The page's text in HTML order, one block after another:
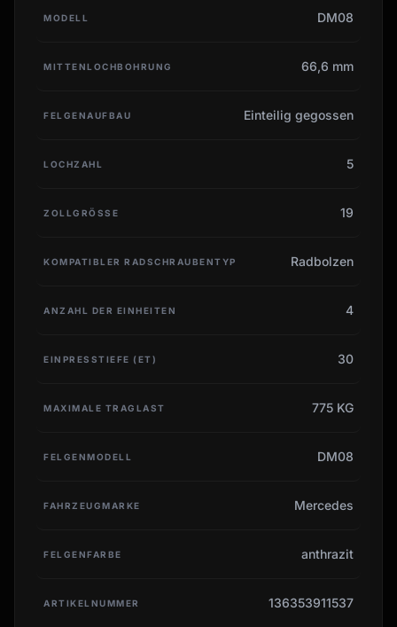
MODELL DM08
MITTENLOCHBOHRUNG 66,6 mm
FELGENAUFBAU Einteilig gegossen
LOCHZAHL 5
ZOLLGRÖSSE 19
KOMPATIBLER RADSCHRAUBENTYP Radbolzen
ANZAHL DER EINHEITEN 4
EINPRESSTIEFE (ET) 30
MAXIMALE TRAGLAST 775 KG
FELGENMODELL DM08
FAHRZEUGMARKE Mercedes
FELGENFARBE anthrazit
ARTIKELNUMMER 136353911537